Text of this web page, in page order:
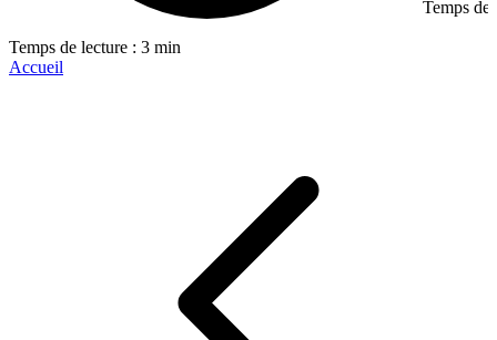
Temps de lecture : 3 min
Temps de
Accueil